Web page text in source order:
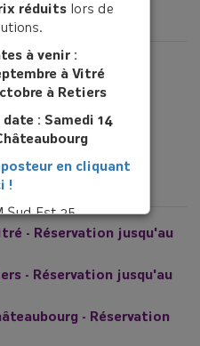
réduits lors de
à venir :
à Vitré
à Retiers
: Samedi 14
en cliquant
!
Sud Est 35
(20€)
(25€)
(35€)
le :
- Réservation jusqu'au
- Réservation jusqu'au
- Réservation